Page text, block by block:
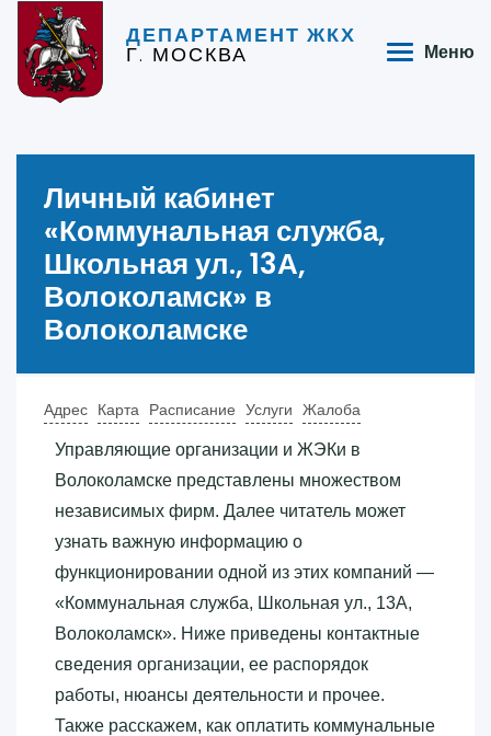
ДЕПАРТАМЕНТ ЖКХ
Г. МОСКВА Меню
Личный кабинет
«‎Коммунальная служба,
Школьная ул., 13А,
Волоколамск»‎ в
Волоколамске
Адрес Карта Расписание Услуги Жалоба
Управляющие организации и ЖЭКи в
Волоколамске представлены множеством
независимых фирм. Далее читатель может
узнать важную информацию о
функционировании одной из этих компаний —
«‎Коммунальная служба, Школьная ул., 13А,
Волоколамск»‎. Ниже приведены контактные
сведения организации, ее распорядок
работы, нюансы деятельности и прочее.
Также расскажем, как оплатить коммунальные